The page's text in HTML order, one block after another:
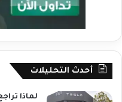
أحدث التحليلات
لماذا